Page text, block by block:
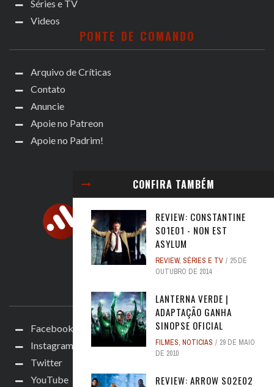
CONFIRA TAMBÉM
REVIEW: CONSTANTINE
S01E01 - NON EST
ASYLUM
REVIEW, SÉRIES E TV
25 DE
OUTUBRO DE 2014
LANTERNA VERDE |
ADAPTAÇÃO GANHA
SINOPSE OFICIAL
FILMES, NOTICIAS
29 DE MAIO
DE 2010
REVIEW: ARROW S02E02
Séries e TV
Videos
PONTE DE COMANDO
Arquivo de Críticas
Contato
Anuncie
Apoie no Patreon
Apoie no Padrim!
ACOMPANHE
Facebook
Instagram
Twitter
YouTube